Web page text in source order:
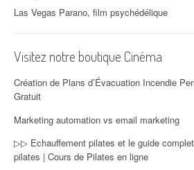
Las Vegas Parano, film psychédélique
Visitez notre boutique Cinéma
Création de Plans d’Évacuation Incendie
Gratuit
Marketing automation vs email marketing
▷▷ Echauffement pilates et le guide
pilates | Cours de Pilates en ligne